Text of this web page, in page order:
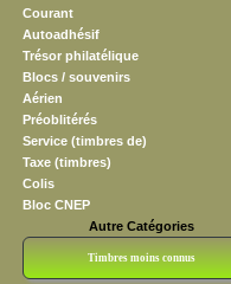
Courant
Autoadhésif
Trésor philatélique
Blocs / souvenirs
Aérien
Préoblitérés
Service (timbres de)
Taxe (timbres)
Colis
Bloc CNEP
Autre Catégories
Timbres moins connus